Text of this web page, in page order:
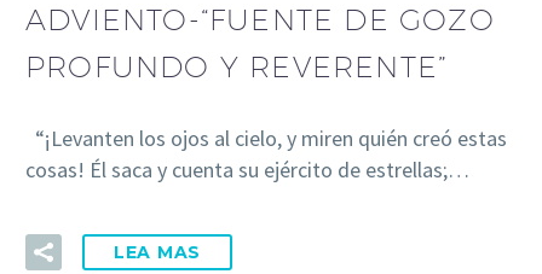
ADVIENTO-“FUENTE DE GOZO
PROFUNDO Y REVERENTE”
“¡Levanten los ojos al cielo, y miren quién creó estas
cosas! Él saca y cuenta su ejército de estrellas;…
LEA MAS